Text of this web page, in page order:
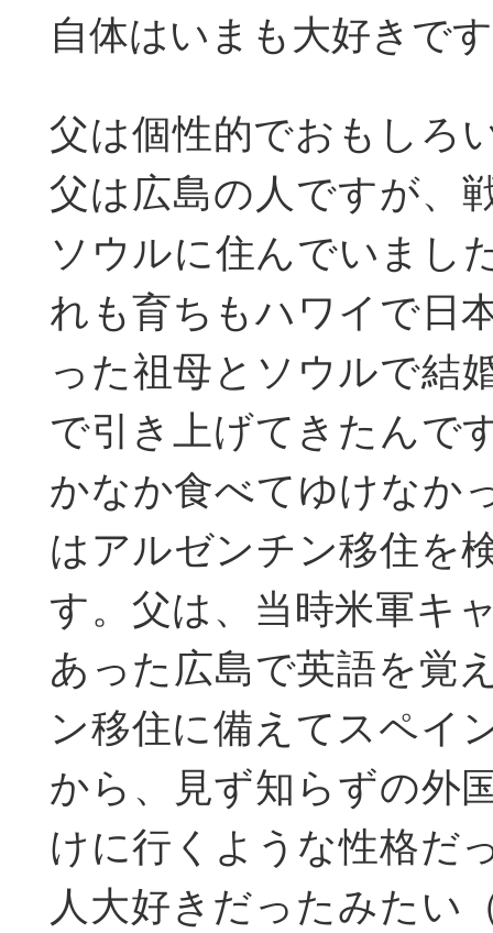
自体はいまも大好きで
父は個性的でおもしろ
父は広島の人ですが、
ソウルに住んでいまし
れも育ちもハワイで日
った祖母とソウルで結
で引き上げてきたんで
かなか食べてゆけなか
はアルゼンチン移住を
す。父は、当時米軍キ
あった広島で英語を覚
ン移住に備えてスペイ
から、見ず知らずの外
けに行くような性格だ
人大好きだったみたい